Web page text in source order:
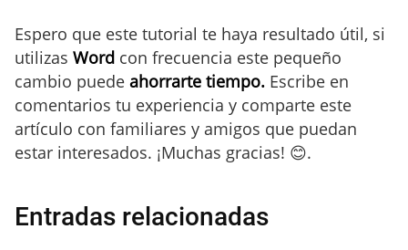
Espero que este tutorial te haya resultado útil, si
utilizas Word con frecuencia este pequeño
cambio puede ahorrarte tiempo. Escribe en
comentarios tu experiencia y comparte este
artículo con familiares y amigos que puedan
estar interesados. ¡Muchas gracias! 😊.
Entradas relacionadas